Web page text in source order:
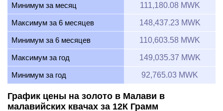
Минимум за месяц 111,180.08 MWK
Максимум за 6 месяцев 148,437.23 MWK
Минимум за 6 месяцев 110,603.58 MWK
Максимум за год 149,035.37 MWK
Минимум за год 92,765.03 MWK
График цены на золото в Малави в
малавийских квачах за 12К Грамм